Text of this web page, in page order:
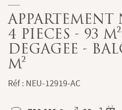
APPARTEMENT
4 PIECES - 93
DEGAGEE -
M²
Réf : NEU-12919-AC